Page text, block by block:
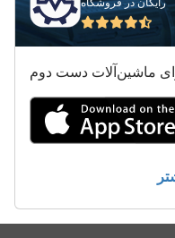
ماشین
ماشین آلات
ماشین برش
ماشین حدود
ماشین نجاری